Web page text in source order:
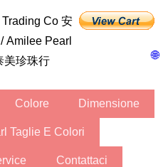
🌐
Amilee Pearl
美珍珠行
Colore Dimensione
Taglie E Colori
Contattaci